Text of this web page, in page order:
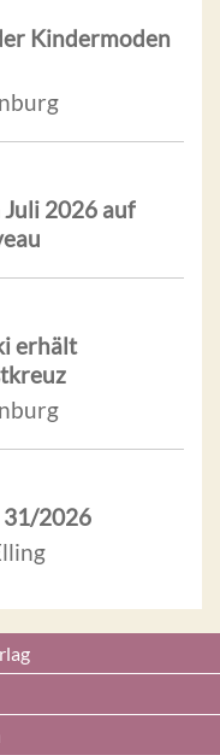
Kindermoden
2026 auf
erhält
31/2026